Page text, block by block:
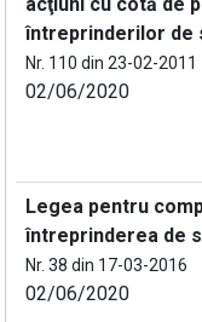
întreprinderilor de
Nr. 110 din 23-02-2011
02/06/2020
Legea pentru
întreprinderea de
Nr. 38 din 17-03-2016
02/06/2020